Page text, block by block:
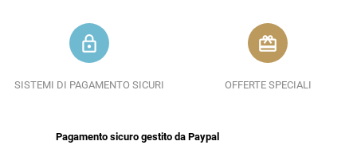
lock_outline
SISTEMI DI PAGAMENTO SICURI
redeem
OFFERTE SPECIALI
Pagamento sicuro gestito da Paypal